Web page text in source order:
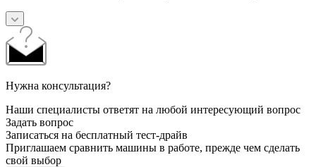
Нужна консультация?
Наши специалисты ответят на любой интересующий вопрос
Задать вопрос
Записаться на бесплатный тест-драйв
Приглашаем сравнить машины в работе, прежде чем сделать
свой выбор